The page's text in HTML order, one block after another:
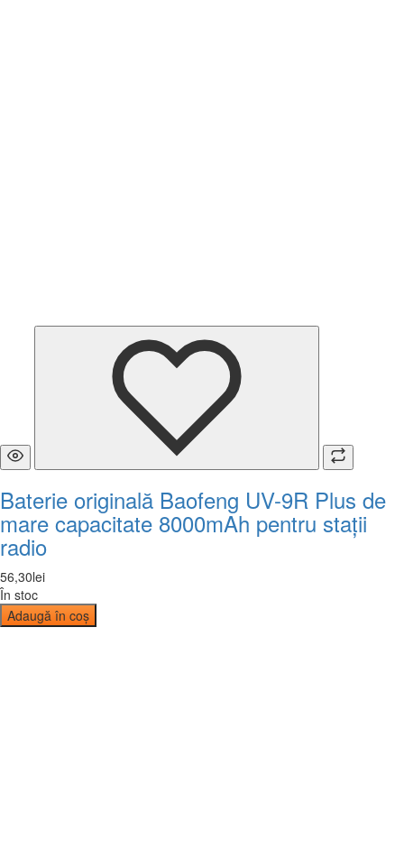
Baterie originală Baofeng UV-9R Plus de
mare capacitate 8000mAh pentru stații
radio
56,30lei
În stoc
Adaugă în coș